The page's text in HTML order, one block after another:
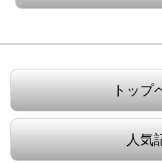
トップ
人気